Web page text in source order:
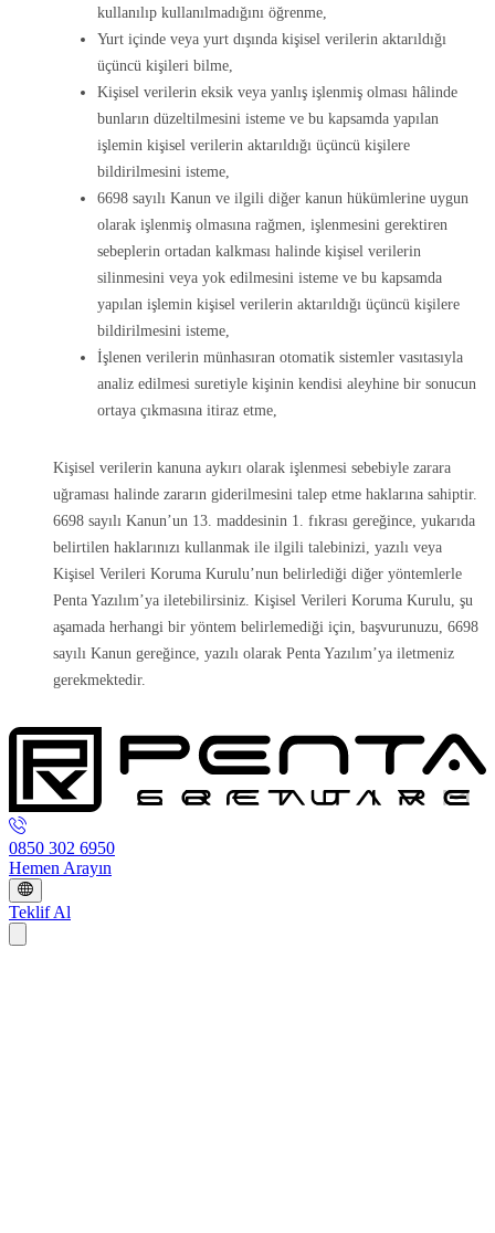
kullanılıp kullanılmadığını öğrenme,
Yurt içinde veya yurt dışında kişisel verilerin aktarıldığı
üçüncü kişileri bilme,
Kişisel verilerin eksik veya yanlış işlenmiş olması hâlinde
bunların düzeltilmesini isteme ve bu kapsamda yapılan
işlemin kişisel verilerin aktarıldığı üçüncü kişilere
bildirilmesini isteme,
6698 sayılı Kanun ve ilgili diğer kanun hükümlerine uygun
olarak işlenmiş olmasına rağmen, işlenmesini gerektiren
sebeplerin ortadan kalkması halinde kişisel verilerin
silinmesini veya yok edilmesini isteme ve bu kapsamda
yapılan işlemin kişisel verilerin aktarıldığı üçüncü kişilere
bildirilmesini isteme,
İşlenen verilerin münhasıran otomatik sistemler vasıtasıyla
analiz edilmesi suretiyle kişinin kendisi aleyhine bir sonucun
ortaya çıkmasına itiraz etme,
Kişisel verilerin kanuna aykırı olarak işlenmesi sebebiyle zarara
uğraması halinde zararın giderilmesini talep etme haklarına sahiptir.
6698 sayılı Kanun’un 13. maddesinin 1. fıkrası gereğince, yukarıda
belirtilen haklarınızı kullanmak ile ilgili talebinizi, yazılı veya
Kişisel Verileri Koruma Kurulu’nun belirlediği diğer yöntemlerle
Penta Yazılım’ya iletebilirsiniz. Kişisel Verileri Koruma Kurulu, şu
aşamada herhangi bir yöntem belirlemediği için, başvurunuzu, 6698
sayılı Kanun gereğince, yazılı olarak Penta Yazılım’ya iletmeniz
gerekmektedir.
0850 302 6950
Hemen Arayın
Teklif Al